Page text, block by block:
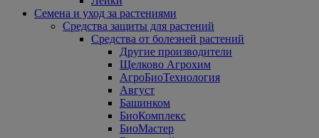
Семена и уход за растениями
Средства защиты для растений
Средства от болезней растений
Другие производители
Щелково Агрохим
АгроБиоТехнология
Август
Башинком
БиоКомплекс
БиоМастер